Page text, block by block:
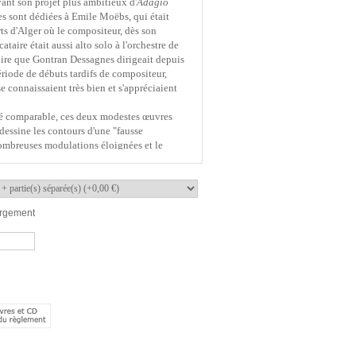
sont dédiées à Emile Moëbs, qui était
d'Alger où le compositeur, dès son
était aussi alto solo à l'orchestre de
que Gontran Dessagnes dirigeait depuis
de débuts tardifs de compositeur,
connaissaient très bien et s'appréciaient
ces deux modestes œuvres
les contours d'une "fausse
modulations éloignées et le
alternent un caractère spontané, une